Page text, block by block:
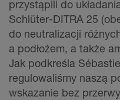
przystąpili do
Schlüter-DITRA 25
do neutralizacji
a podłożem, a także
Jak podkreśla
regulowaliśmy naszą
wskazanie bez